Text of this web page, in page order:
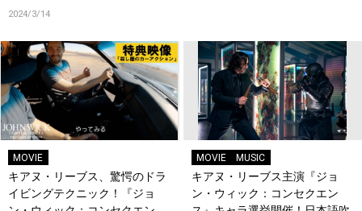
一部も公開！
2024/3/14
MOVIE
キアヌ・リーブス、驚愕のドラ
イビングテクニック！『ジョ
MOVIE MUSIC
キアヌ・リーブス主演『ジョ
ン・ウィック：コンセクエン